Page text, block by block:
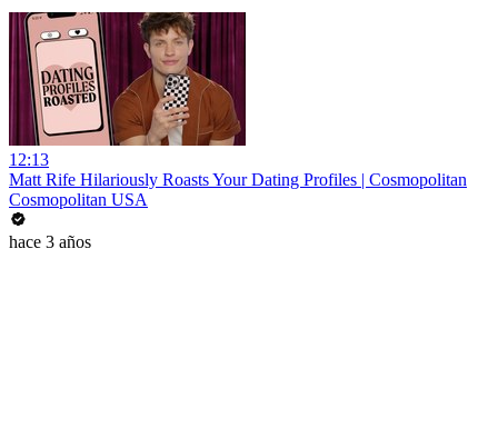
12:13
Matt Rife Hilariously Roasts Your Dating Profiles | Cosmopolitan
Cosmopolitan USA
hace 3 años